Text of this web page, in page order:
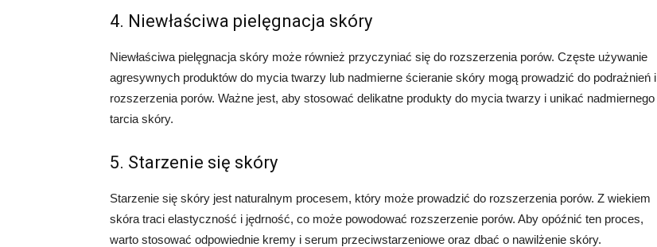
4. Niewłaściwa pielęgnacja skóry
Niewłaściwa pielęgnacja skóry może również przyczyniać się do rozszerzenia porów. Częste używanie
agresywnych produktów do mycia twarzy lub nadmierne ścieranie skóry mogą prowadzić do podrażnień i
rozszerzenia porów. Ważne jest, aby stosować delikatne produkty do mycia twarzy i unikać nadmiernego
tarcia skóry.
5. Starzenie się skóry
Starzenie się skóry jest naturalnym procesem, który może prowadzić do rozszerzenia porów. Z wiekiem
skóra traci elastyczność i jędrność, co może powodować rozszerzenie porów. Aby opóźnić ten proces,
warto stosować odpowiednie kremy i serum przeciwstarzeniowe oraz dbać o nawilżenie skóry.